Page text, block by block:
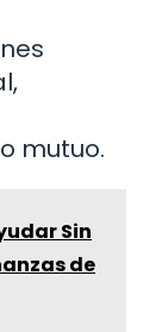
mutuo.
Sin
de